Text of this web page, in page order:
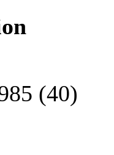
(40)